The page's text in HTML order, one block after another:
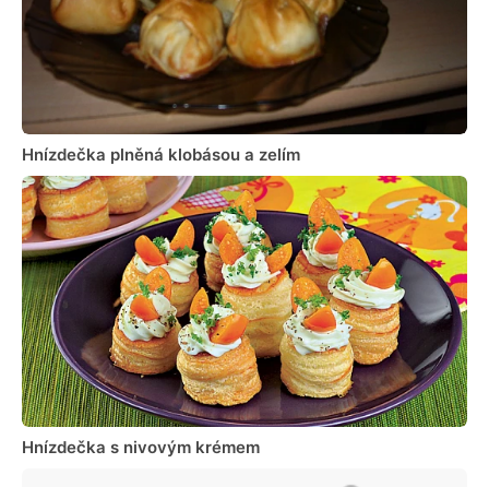
Hnízdečka plněná klobásou a zelím
Hnízdečka s nivovým krémem